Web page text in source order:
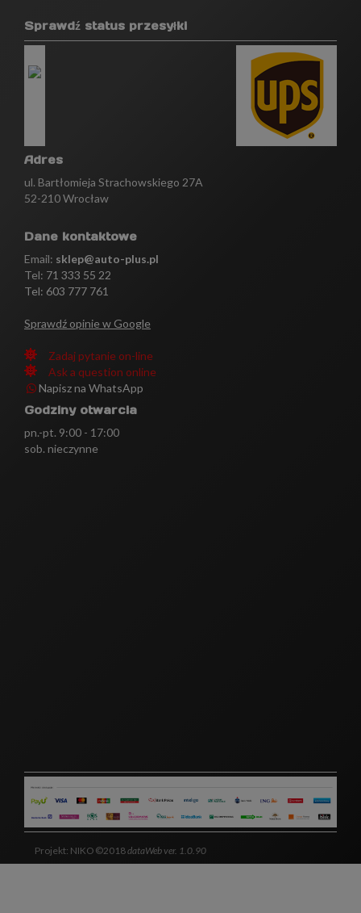
Sprawdź status przesyłki
Adres
ul. Bartłomieja Strachowskiego 27A
52-210 Wrocław
Dane kontaktowe
Email: sklep@auto-plus.pl
Tel: 71 333 55 22
Tel: 603 777 761
Sprawdź opinie w Google
Zadaj pytanie on-line
Ask a question online
Napisz na WhatsApp
Godziny otwarcia
pn.-pt. 9:00 - 17:00
sob. nieczynne
Projekt: NIKO ©2018dataWeb ver. 1.0.90